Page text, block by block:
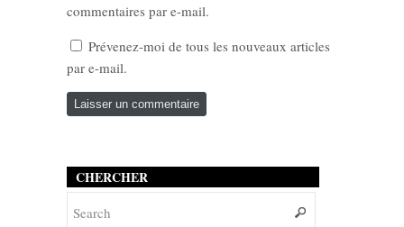
commentaires par e-mail.
Prévenez-moi de tous les nouveaux articles
par e-mail.
CHERCHER